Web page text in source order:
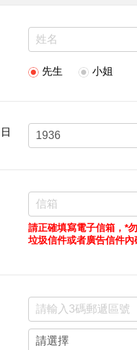
先生 小姐
請正確填寫電子信箱，*
垃圾信件或者廣告信件